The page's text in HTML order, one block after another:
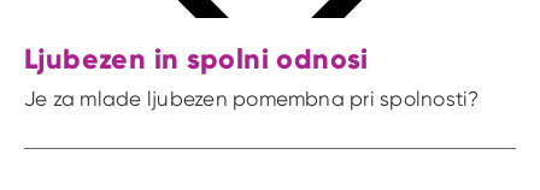
Ljubezen in spolni odnosi
Je za mlade ljubezen pomembna pri spolnosti?